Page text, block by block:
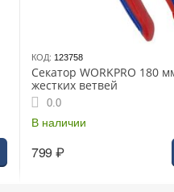
КОД: 123758
Секатор WORKPRO 180
жестких ветвей
0.0
В наличии
799 ₽